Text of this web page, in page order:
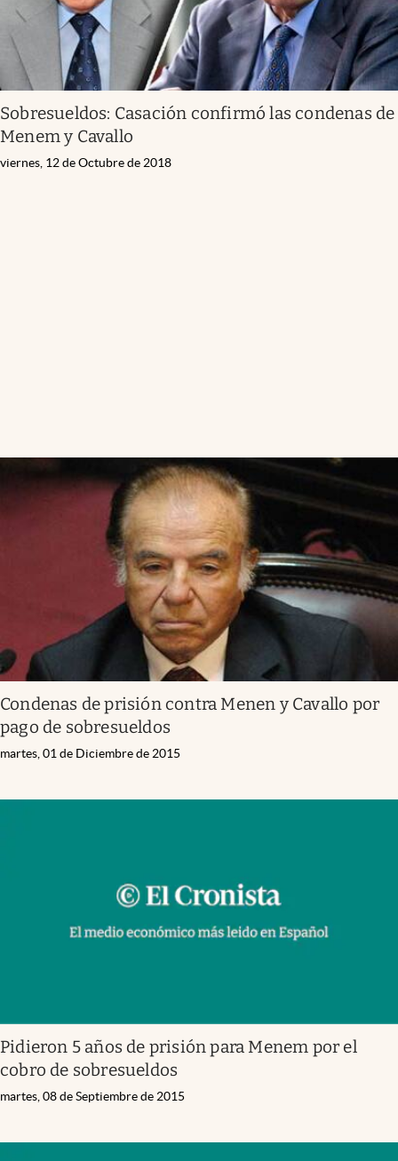
Sobresueldos: Casación confirmó las condenas de
Menem y Cavallo
viernes, 12 de Octubre de 2018
Condenas de prisión contra Menen y Cavallo por
pago de sobresueldos
martes, 01 de Diciembre de 2015
Pidieron 5 años de prisión para Menem por el
cobro de sobresueldos
martes, 08 de Septiembre de 2015